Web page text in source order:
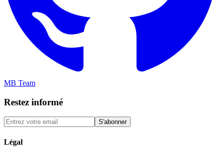
MB Team
Restez informé
S'abonner
Légal